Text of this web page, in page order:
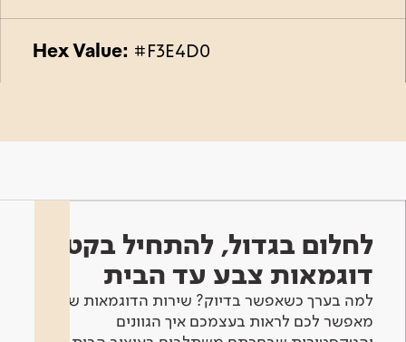
Hex Value: #F3E4D0
לחלום בגדול, להתחיל בקטן -
דוגמאות צבע עד הבית
למה בערך כשאפשר בדיוק? שירות הדוגמאות שלנו
מאפשר לכם לראות בעצמכם איך הגוונים